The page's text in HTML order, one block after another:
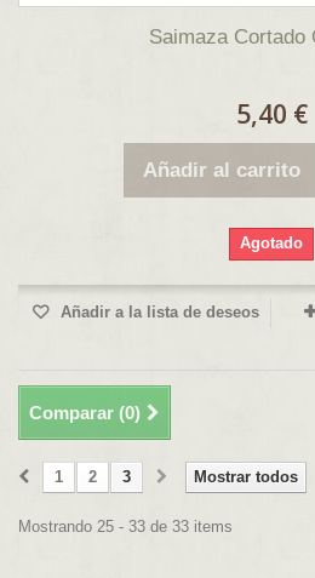
Saimaza Cortado
5,40 €
Añadir al carrito
Agotado
Añadir a la lista de deseos
Comparar (0)
Mostrar todos
1 2 3
Mostrando 25 - 33 de 33 items